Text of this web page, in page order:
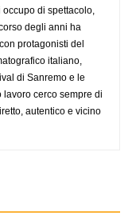
di spettacolo,
degli anni ha
protagonisti del
italiano,
di Sanremo e le
cerco sempre di
autentico e vicino